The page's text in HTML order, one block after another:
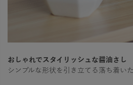
おしゃれでスタイリッシュな醤油さし
シンプルな形状を引き立てる落ち着い